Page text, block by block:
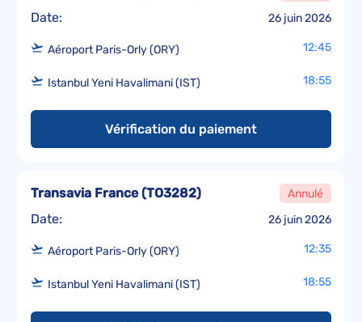
Date: 26 juin 2026
Aéroport Paris-Orly (ORY) 12:45
Istanbul Yeni Havalimani (IST) 18:55
Vérification du paiement
Date: 26 juin 2026
Transavia France(TO3282) Annulé
Aéroport Paris-Orly (ORY) 12:35
Istanbul Yeni Havalimani (IST) 18:55